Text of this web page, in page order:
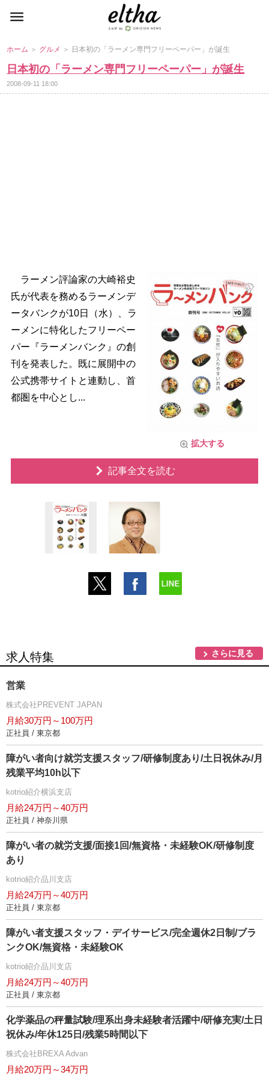
ホーム ＞ グルメ ＞ 日本初の「ラーメン専門フリーペーパー」が誕生
日本初の「ラーメン専門フリーペーパー」が誕生
2008-09-11 18:00
拡大する
ラーメン評論家の大崎裕史
氏が代表を務めるラーメンデ
ータバンクが10日（水）、ラ
ーメンに特化したフリーペー
パー『ラーメンバンク』の創
刊を発表した。既に展開中の
公式携帯サイトと連動し、首
都圏を中心とし...
記事全文を読む
求人特集 さらに見る
営業
株式会社PREVENT JAPAN
月給30万円～100万円
正社員 / 東京都
障がい者向け就労支援スタッフ/研修制度あり/土日祝休み/月
残業平均10h以下
kotrio紹介横浜支店
月給24万円～40万円
正社員 / 神奈川県
障がい者の就労支援/面接1回/無資格・未経験OK/研修制度
あり
kotrio紹介品川支店
月給24万円～40万円
正社員 / 東京都
障がい者支援スタッフ・デイサービス/完全週休2日制/ブラ
ンクOK/無資格・未経験OK
kotrio紹介品川支店
月給24万円～40万円
正社員 / 東京都
化学薬品の秤量試験/理系出身未経験者活躍中/研修充実/土日
祝休み/年休125日/残業5時間以下
株式会社BREXA Advan
月給20万円～34万円